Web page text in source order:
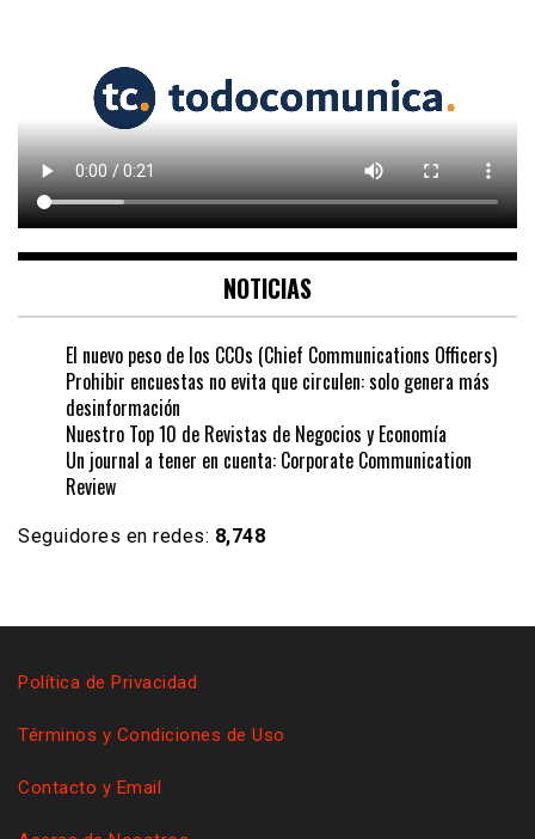
NOTICIAS
El nuevo peso de los CCOs (Chief Communications Officers)
Prohibir encuestas no evita que circulen: solo genera más
desinformación
Nuestro Top 10 de Revistas de Negocios y Economía
Un journal a tener en cuenta: Corporate Communication
Review
Seguidores en redes: 8,748
Política de Privacidad
Términos y Condiciones de Uso
Contacto y Email